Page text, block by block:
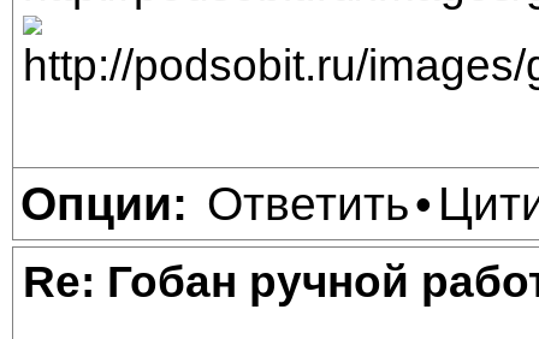
Опции: Ответить•
Re: Гобан ручной